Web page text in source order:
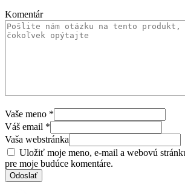
Komentár
Vaše meno *
Váš email *
Vaša webstránka
Uložiť moje meno, e-mail a webovú
pre moje budúce komentáre.